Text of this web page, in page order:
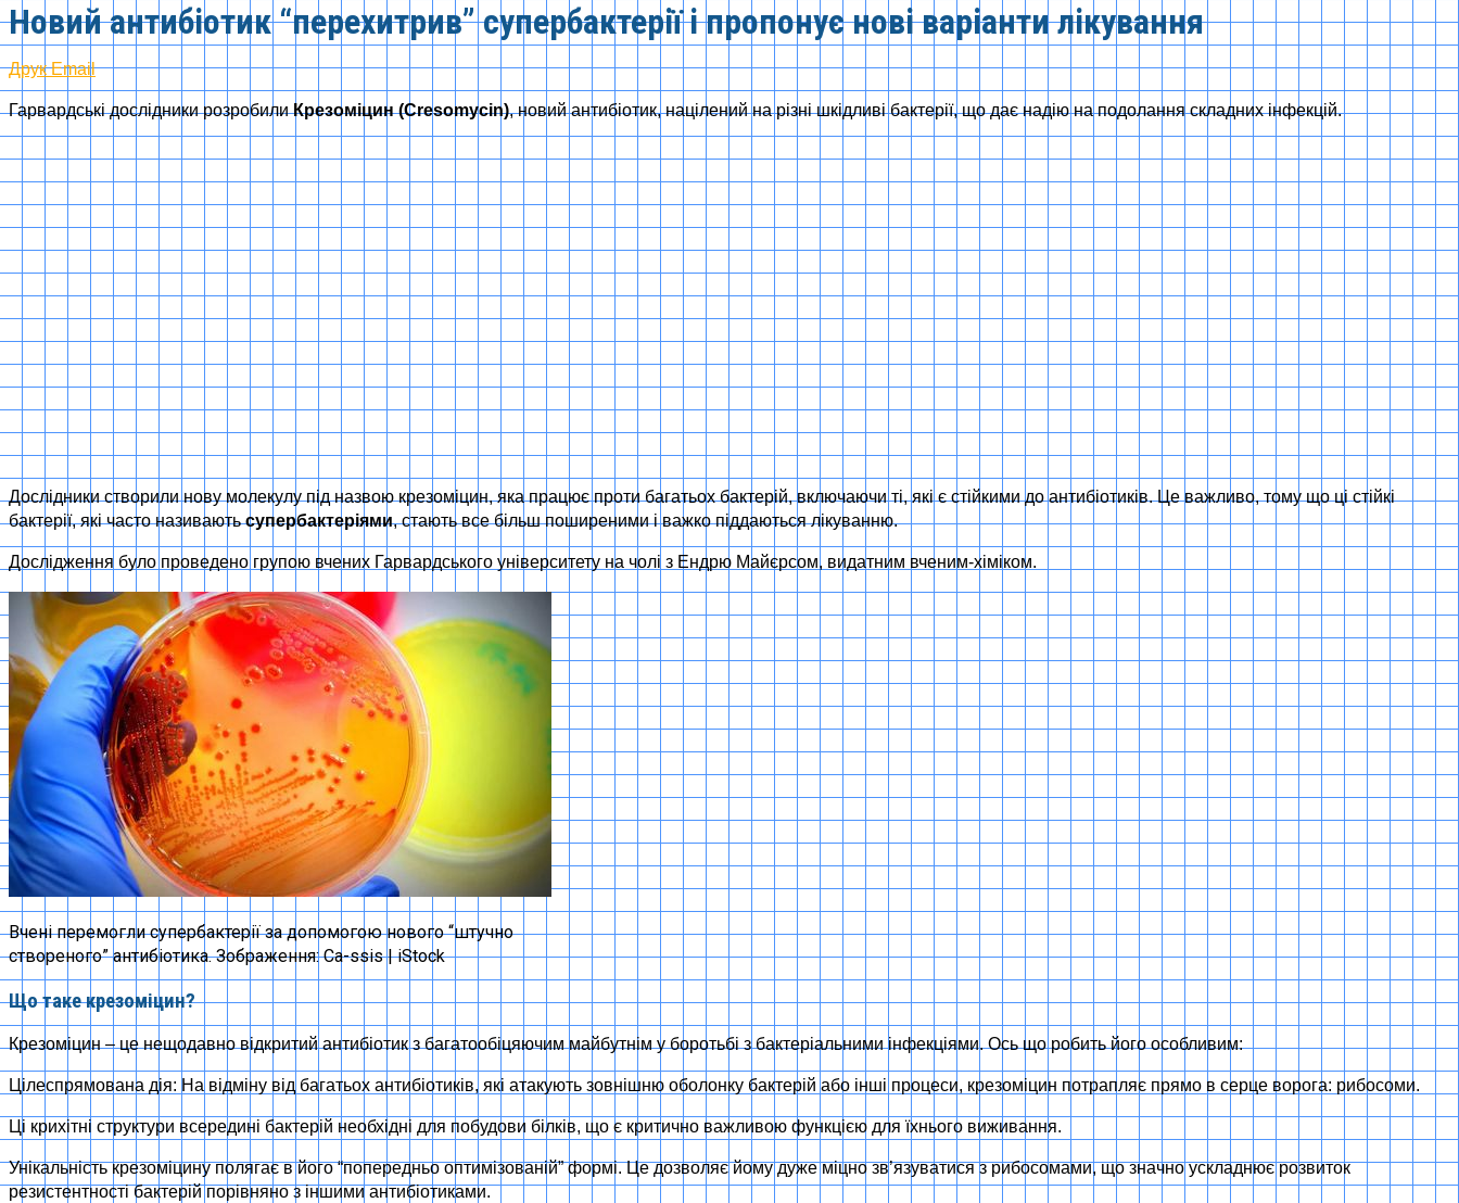
Новий антибіотик “перехитрив” супербактерії і пропонує нові варіанти лікування
Друк Email
Гарвардські дослідники розробилиКрезоміцин (Cresomycin), новий антибіотик, націлений на різні шкідливі бактерії, що дає надію на подолання складних інфекцій.
Дослідники створили нову молекулу під назвою крезоміцин, яка працює проти багатьох бактерій, включаючи ті, які є стійкими до антибіотиків. Це важливо, тому що ці стійкі
бактерії, які часто називаютьсупербактеріями, стають все більш поширеними і важко піддаються лікуванню.
Дослідження було проведено групою вчених Гарвардського університету на чолі з Ендрю Майєрсом, видатним вченим-хіміком.
Вчені перемогли супербактерії за допомогою нового “штучно
створеного” антибіотика. Зображення: Ca-ssis | iStock
Що таке крезоміцин?
Крезоміцин – це нещодавно відкритий антибіотик з багатообіцяючим майбутнім у боротьбі з бактеріальними інфекціями. Ось що робить його особливим:
Цілеспрямована дія: На відміну від багатьох антибіотиків, які атакують зовнішню оболонку бактерій або інші процеси, крезоміцин потрапляє прямо в серце ворога: рибосоми.
Ці крихітні структури всередині бактерій необхідні для побудови білків, що є критично важливою функцією для їхнього виживання.
Унікальність крезоміцину полягає в його “попередньо оптимізованій” формі. Це дозволяє йому дуже міцно зв’язуватися з рибосомами, що значно ускладнює розвиток
резистентності бактерій порівняно з іншими антибіотиками.